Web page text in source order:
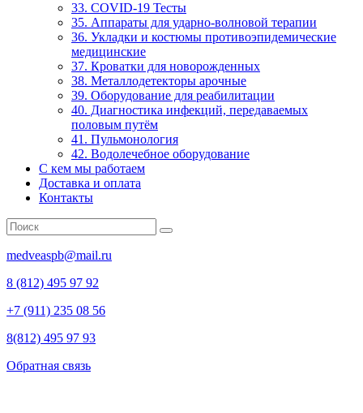
33. COVID-19 Тесты
35. Аппараты для ударно-волновой терапии
36. Укладки и костюмы противоэпидемические
медицинские
37. Кроватки для новорожденных
38. Металлодетекторы арочные
39. Оборудование для реабилитации
40. Диагностика инфекций, передаваемых
половым путём
41. Пульмонология
42. Водолечебное оборудование
С кем мы работаем
Доставка и оплата
Контакты
medveaspb@mail.ru
8 (812) 495 97 92
+7 (911) 235 08 56
8(812) 495 97 93
Обратная связь